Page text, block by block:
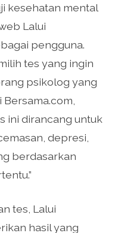
kesehatan mental
Lalui
pengguna.
tes yang ingin
psikolog yang
ini dirancang untuk
depresi,
berdasarkan
tes, Lalui
hasil yang